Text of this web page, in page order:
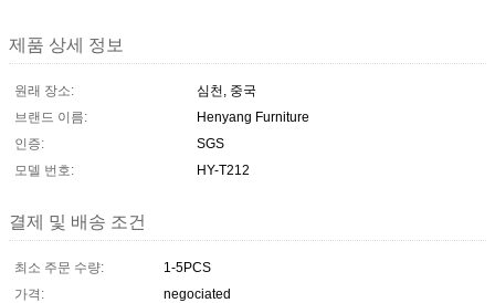
제품 상세 정보
원래 장소:
심천, 중국
브랜드 이름:
Henyang Furniture
인증:
SGS
모델 번호:
HY-T212
결제 및 배송 조건
최소 주문 수량:
1-5PCS
가격:
negociated